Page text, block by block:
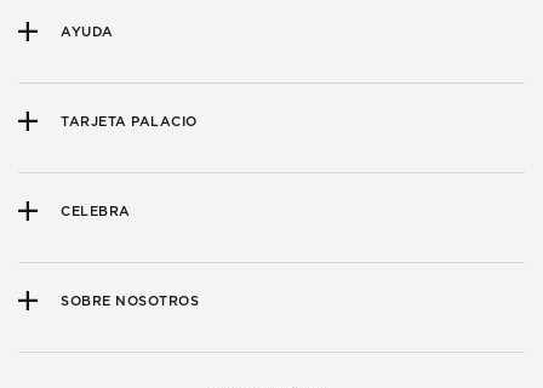
AYUDA
TARJETA PALACIO
CELEBRA
SOBRE NOSOTROS